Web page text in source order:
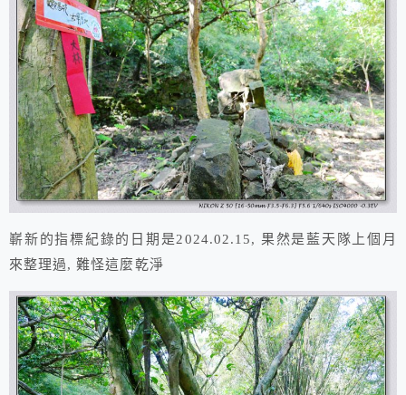
嶄新的指標紀錄的日期是2024.02.15, 果然是藍天隊上個月
來整理過, 難怪這麼乾淨